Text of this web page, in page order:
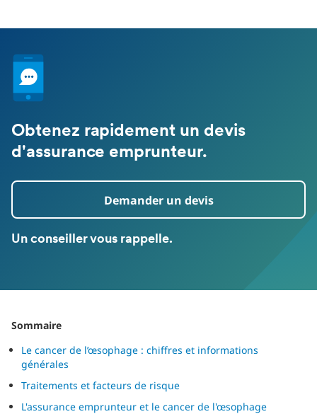
Obtenez rapidement un devis
d'assurance emprunteur.
Demander un devis
Un conseiller vous rappelle.
Sommaire
Le cancer de l’œsophage : chiffres et informations
générales
Traitements et facteurs de risque
L'assurance emprunteur et le cancer de l'œsophage